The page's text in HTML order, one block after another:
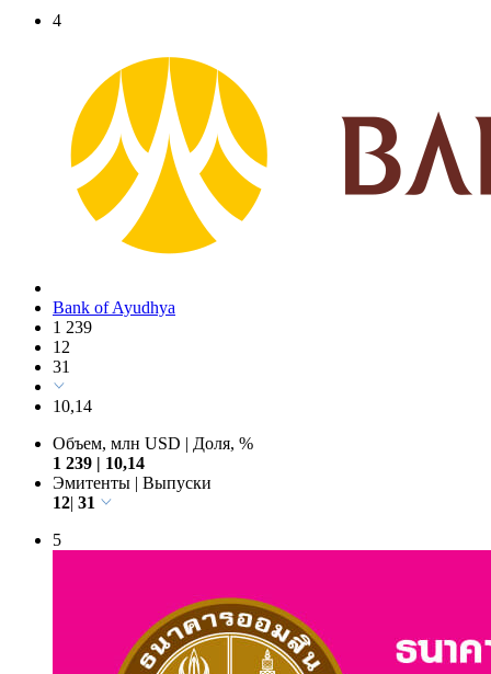
4
Bank of Ayudhya
1 239
12
31
10,14
Объем, млн USD | Доля, %
1 239 | 10,14
Эмитенты | Выпуски
12| 31
5